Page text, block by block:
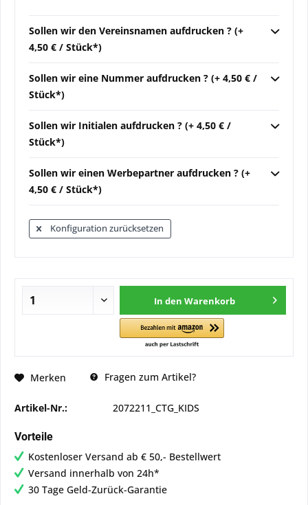
Sollen wir den Vereinsnamen aufdrucken ? (+
4,50 € / Stück*)
Sollen wir eine Nummer aufdrucken ? (+ 4,50 € /
Stück*)
Sollen wir Initialen aufdrucken ? (+ 4,50 € /
Stück*)
Sollen wir einen Werbepartner aufdrucken ? (+
4,50 € / Stück*)
Konfiguration zurücksetzen
In den Warenkorb
Merken Fragen zum Artikel?
Artikel-Nr.: 2072211_CTG_KIDS
Vorteile
Kostenloser Versand ab € 50,- Bestellwert
Versand innerhalb von 24h*
30 Tage Geld-Zurück-Garantie